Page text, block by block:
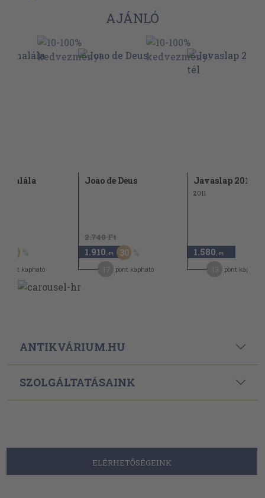
AJÁNLÓ
halála
50
pont kapható
Joao de Deus
2.740 Ft
1.910 ,-Ft 30
pont kapható
Javaslap 2011.
2011
1.580 ,-Ft
pont kapható
ANTIKVÁRIUM.HU
SZOLGÁLTATÁSAINK
ELÉRHETŐSÉGEINK